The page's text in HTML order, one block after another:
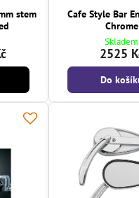
stem
Cafe Style Bar
Chrome
Skladem
2525
Do